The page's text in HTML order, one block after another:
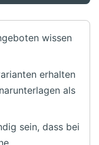
wissen
erhalten
als
sein, dass bei